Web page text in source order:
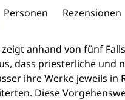
Personen Rezensionen
anhand von fünf
dass priesterliche und
ihre Werke jeweils in
Diese